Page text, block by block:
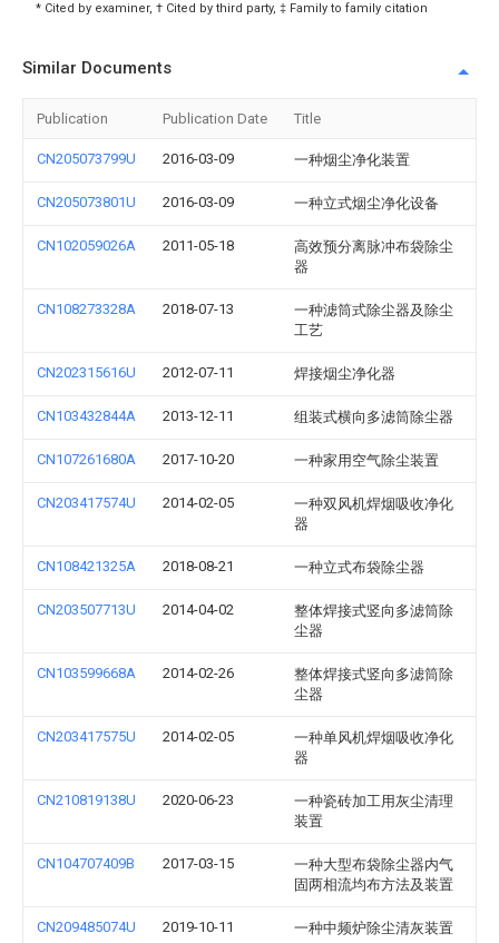
* Cited by examiner, † Cited by third party, ‡ Family to family citation
Similar Documents
Publication Publication Date Title
CN205073799U 2016-03-09 一种烟尘净化装置
CN205073801U 2016-03-09 一种立式烟尘净化设备
CN102059026A 2011-05-18
高效预分离脉冲布袋除尘
器
CN108273328A 2018-07-13
一种滤筒式除尘器及除尘
工艺
CN202315616U 2012-07-11 焊接烟尘净化器
CN103432844A 2013-12-11 组装式横向多滤筒除尘器
CN107261680A 2017-10-20 一种家用空气除尘装置
CN203417574U 2014-02-05
一种双风机焊烟吸收净化
器
CN108421325A 2018-08-21 一种立式布袋除尘器
CN203507713U 2014-04-02
整体焊接式竖向多滤筒除
尘器
CN103599668A 2014-02-26
整体焊接式竖向多滤筒除
尘器
CN203417575U 2014-02-05
一种单风机焊烟吸收净化
器
CN210819138U 2020-06-23
一种瓷砖加工用灰尘清理
装置
CN104707409B 2017-03-15
一种大型布袋除尘器内气
固两相流均布方法及装置
CN209485074U 2019-10-11 一种中频炉除尘清灰装置